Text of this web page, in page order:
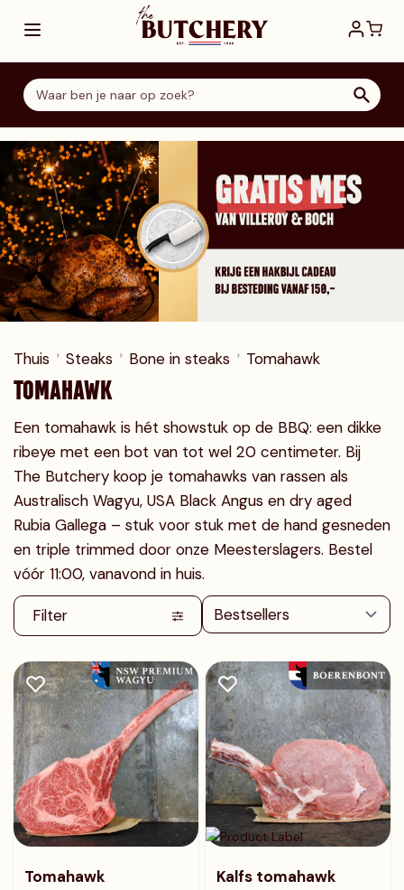
Thuis Steaks Bone in steaks Tomahawk
TOMAHAWK
Een tomahawk is hét showstuk op de BBQ: een dikke
ribeye met een bot van tot wel 20 centimeter. Bij
The Butchery koop je tomahawks van rassen als
Australisch Wagyu, USA Black Angus en dry aged
Rubia Gallega – stuk voor stuk met de hand gesneden
en triple trimmed door onze Meesterslagers. Bestel
vóór 11:00, vanavond in huis.
Filter
Tomahawk
Kalfs tomahawk